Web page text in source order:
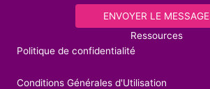
ENVOYER LE MESSAGE
Ressources
Politique de confidentialité
Conditions Générales d'Utilisation